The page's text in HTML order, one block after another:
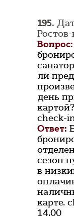
195.
Вопрос:
ли
день
check-
Ответ:
сезон
в
карте.
14.00